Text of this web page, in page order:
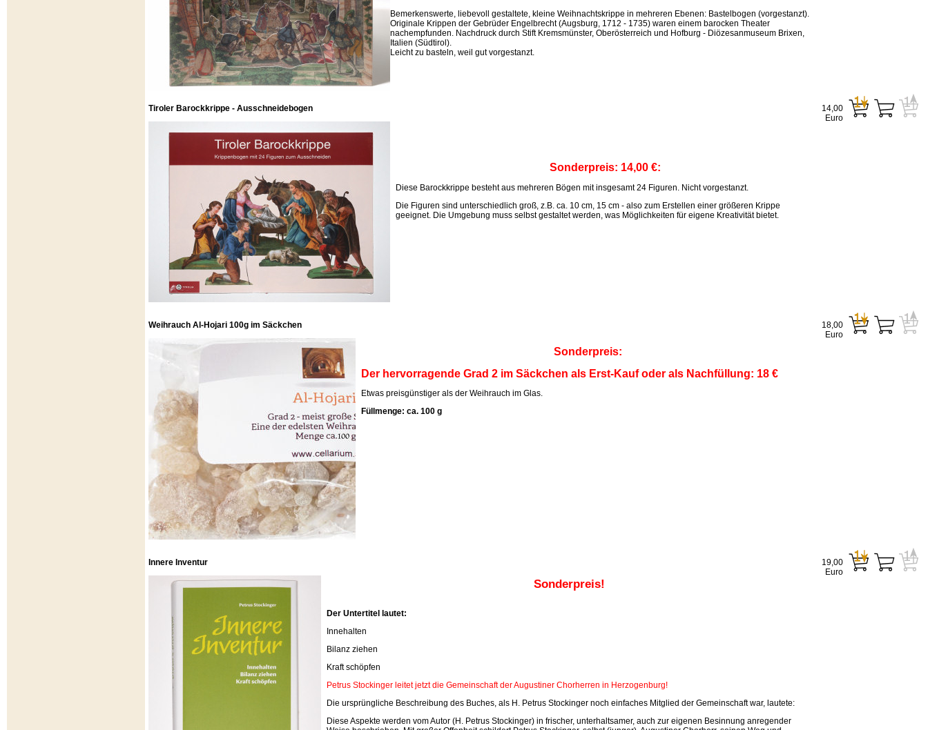
Bemerkenswerte, liebevoll gestaltete, kleine Weihnachtskrippe in mehreren Ebenen: Bastelbogen (vorgestanzt).
Originale Krippen der Gebrüder Engelbrecht (Augsburg, 1712 - 1735) waren einem barocken Theater
nachempfunden. Nachdruck durch Stift Kremsmünster, Oberösterreich und Hofburg - Diözesanmuseum Brixen,
Italien (Südtirol).
Leicht zu basteln, weil gut vorgestanzt.
Tiroler Barockkrippe - Ausschneidebogen
Sonderpreis: 14,00 €:
Diese Barockkrippe besteht aus mehreren Bögen mit insgesamt 24 Figuren. Nicht vorgestanzt.
Die Figuren sind unterschiedlich groß, z.B. ca. 10 cm, 15 cm - also zum Erstellen einer größeren Krippe
geeignet. Die Umgebung muss selbst gestaltet werden, was Möglichkeiten für eigene Kreativität bietet.
14,00
Euro
Weihrauch Al-Hojari 100g im Säckchen
Sonderpreis:
Der hervorragende Grad 2 im Säckchen als Erst-Kauf oder als Nachfüllung: 18 €
Etwas preisgünstiger als der Weihrauch im Glas.
Füllmenge: ca. 100 g
18,00
Euro
Innere Inventur
Sonderpreis!
Der Untertitel lautet:
Innehalten
Bilanz ziehen
Kraft schöpfen
Petrus Stockinger leitet jetzt die Gemeinschaft der Augustiner Chorherren in Herzogenburg!
Die ursprüngliche Beschreibung des Buches, als H. Petrus Stockinger noch einfaches Mitglied der Gemeinschaft war, lautete:
Diese Aspekte werden vom Autor (H. Petrus Stockinger) in frischer, unterhaltsamer, auch zur eigenen Besinnung anregender
19,00
Euro